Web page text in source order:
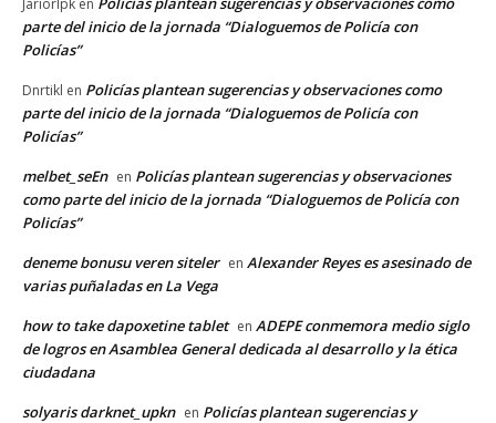
parte del inicio de la jornada “Dialoguemos de Policía con
Policías”
Dnrtikl en Policías plantean sugerencias y observaciones como
parte del inicio de la jornada “Dialoguemos de Policía con
Policías”
melbet_seEn en Policías plantean sugerencias y observaciones
como parte del inicio de la jornada “Dialoguemos de Policía con
Policías”
deneme bonusu veren siteler en Alexander Reyes es asesinado de
varias puñaladas en La Vega
how to take dapoxetine tablet en ADEPE conmemora medio siglo
de logros en Asamblea General dedicada al desarrollo y la ética
ciudadana
solyaris darknet_upkn en Policías plantean sugerencias y